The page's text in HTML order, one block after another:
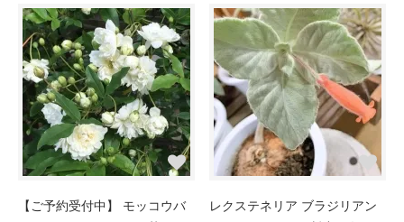
【ご予約受付中】 モッコウバ
レクステネリア ブラジリアン